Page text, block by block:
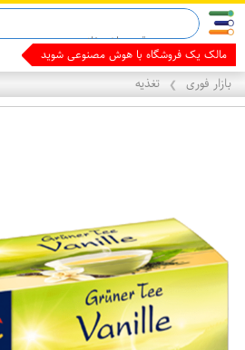
مالک یک فروشگاه با هوش مصنوعی شوید
بازار فوری ❯ تغذیه